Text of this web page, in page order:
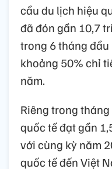
cầu du lịch hiệu
đã đón gần 10,7
trong 6 tháng
khoảng 50% chỉ
năm.
Riêng trong
quốc tế đạt gần
với cùng kỳ năm
quốc tế đến Việt